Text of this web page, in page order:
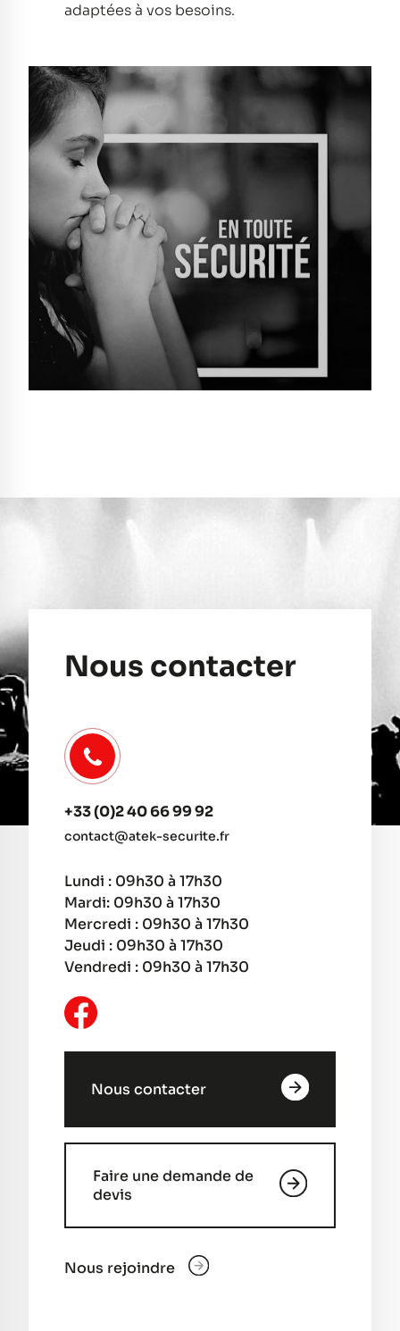
adaptées à vos besoins.
Nous contacter
+33 (0)2 40 66 99 92
contact@atek-securite.fr
Lundi : 09h30 à 17h30
Mardi: 09h30 à 17h30
Mercredi : 09h30 à 17h30
Jeudi : 09h30 à 17h30
Vendredi : 09h30 à 17h30
Nous contacter
Faire une demande de
devis
Nous rejoindre